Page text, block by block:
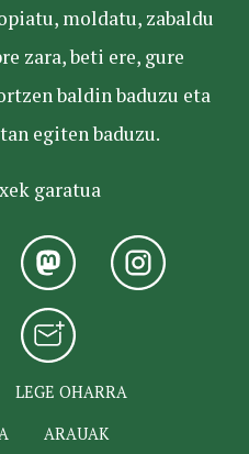
moldatu, zabaldu
zara, beti ere, gure
baldin baduzu eta
egiten baduzu.
garatua
LEGE OHARRA
ARAUAK